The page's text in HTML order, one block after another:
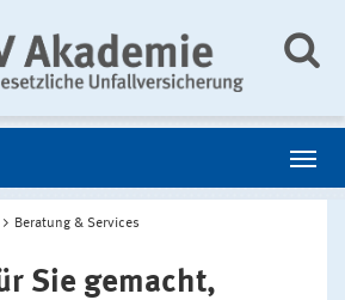
Beratung & Services
Sie gemacht,